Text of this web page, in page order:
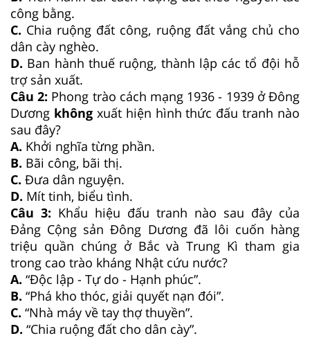
công bằng.
C. Chia ruộng đất công, ruộng đất vắng chủ cho
dân cày nghèo.
D. Ban hành thuế ruộng, thành lập các tổ đội hỗ
trợ sản xuất.
Câu 2: Phong trào cách mạng 1936 - 1939 ở Đông
Dương khôngxuất hiện hình thức đấu tranh nào
sau đây?
A. Khởi nghĩa từng phần.
B. Bãi công, bãi thị.
C. Đưa dân nguyện.
D. Mít tinh, biểu tình.
Câu 3: Khẩu hiệu đấu tranh nào sau đây của
Đảng Cộng sản Đông Dương đã lôi cuốn hàng
triệu quần chúng ở Bắc và Trung Kì tham gia
trong cao trào kháng Nhật cứu nước?
A. “Độc lập - Tự do - Hạnh phúc”.
B. “Phá kho thóc, giải quyết nạn đói”.
C. “Nhà máy về tay thợ thuyền”.
D. “Chia ruộng đất cho dân cày”.